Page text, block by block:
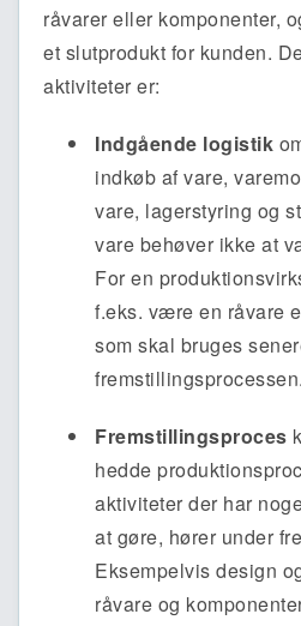
råvarer eller komponenter,
et slutprodukt for kunden.
aktiviteter er:
Indgående logistik
indkøb af vare,
vare, lagerstyring og
vare behøver ikke at
For en
f.eks. være en råvare
som skal bruges
fremstillingsprocessen.
Fremstillingsproces
hedde
aktiviteter der har
at gøre, hører under
Eksempelvis design
råvare og